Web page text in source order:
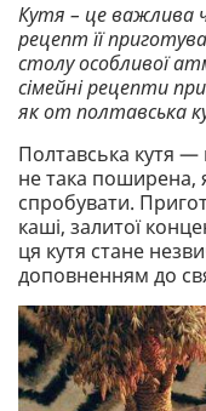
Кутя – це важлива
рецепт її
столу особливої
сімейні рецепти
як от полтавська
Полтавська кутя —
не така поширена,
спробувати.
каші, залитої
ця кутя стане
доповненням до